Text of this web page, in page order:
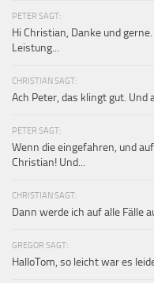
PETER SAGT:
Hi Christian, Danke und
Leistung...
CHRISTIAN SAGT:
Ach Peter, das klingt gut. Und
PETER SAGT:
Wenn die eingefahren, und
Christian! Und...
CHRISTIAN SAGT:
Dann werde ich auf alle Fälle
GREGOR SAGT:
HalloTom, so leicht war es